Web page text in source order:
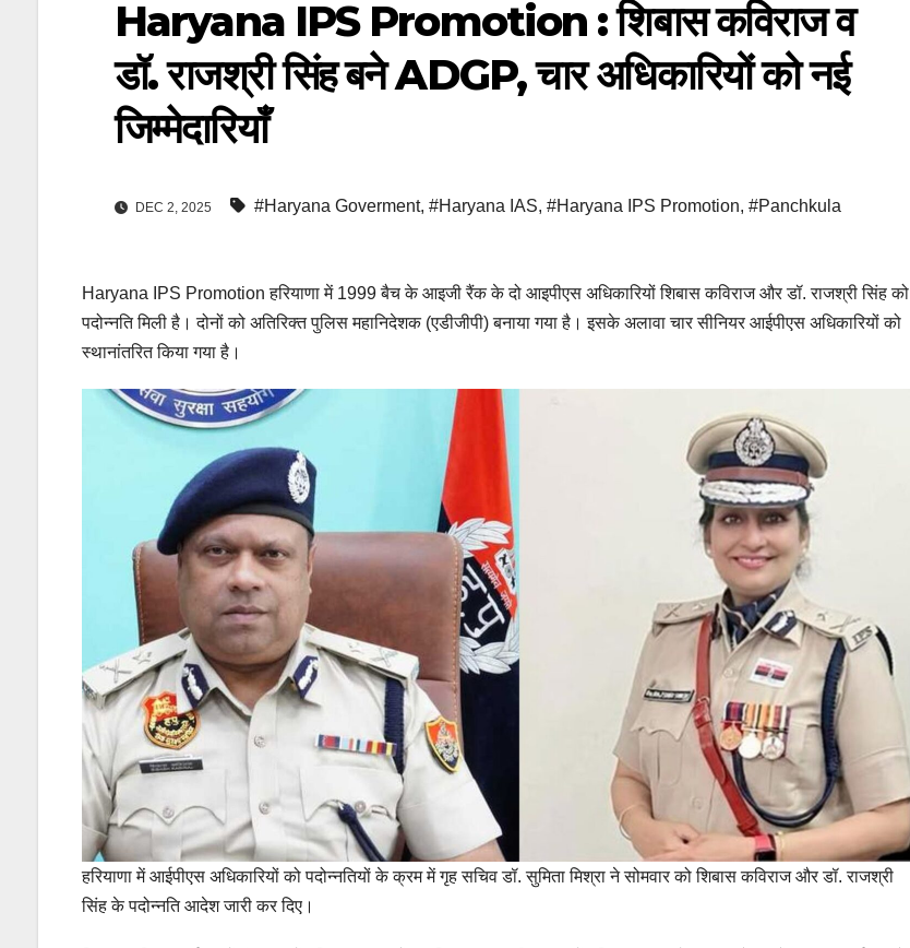
Haryana IPS Promotion : शिबास कविराज व
डॉ. राजश्री सिंह बने ADGP, चार अधिकारियों को नई
जिम्मेदारियाँ
DEC 2, 2025 #Haryana Goverment, #Haryana IAS, #Haryana IPS Promotion, #Panchkula
Haryana IPS Promotion हरियाणा में 1999 बैच के आइजी रैंक के दो आइपीएस अधिकारियों शिबास कविराज और डॉ. राजश्री सिंह को
पदोन्नति मिली है। दोनों को अतिरिक्त पुलिस महानिदेशक (एडीजीपी) बनाया गया है। इसके अलावा चार सीनियर आईपीएस अधिकारियों को
स्थानांतरित किया गया है।
हरियाणा में आईपीएस अधिकारियों को पदोन्नतियों के क्रम में गृह सचिव डॉ. सुमिता मिश्रा ने सोमवार को शिबास कविराज और डॉ. राजश्री
सिंह के पदोन्नति आदेश जारी कर दिए।